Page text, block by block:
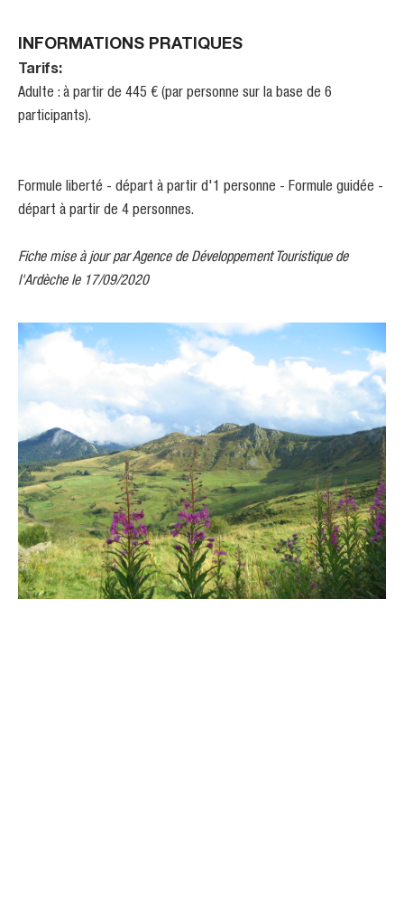
INFORMATIONS PRATIQUES
Tarifs:
Adulte : à partir de 445 € (par personne sur la base de 6
participants).
Formule liberté - départ à partir d'1 personne - Formule guidée -
départ à partir de 4 personnes.
Fiche mise à jour par Agence de Développement Touristique de
l'Ardèche le 17/09/2020